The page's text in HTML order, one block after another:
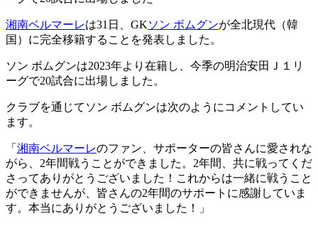
湘南ベルマーレは31日、GKソン ボムグンが全北現代（韓
国）に完全移籍することを発表しました。
ソン ボムグンは2023年より在籍し、今季の明治安田Ｊ１リ
ーグで20試合に出場しました。
クラブを通じてソン ボムグンは次のようにコメントしてい
ます。
「 湘南ベルマーレのファン、サポーターの皆さんに愛されな
がら、2年間戦うことができました。2年間、共に戦ってくだ
さってありがとうございました！これからは一緒に戦うこと
ができませんが、皆さんの2年間のサポートに感謝していま
す。本当にありがとうございました！」